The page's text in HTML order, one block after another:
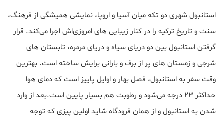
استانبول شهری دو تکه میان آسیا و اروپا، نمایشی همیشگی از فرهنگ،
سنت و تاریخ ترکیه را در کنار زیبایی های امروزی‌اش اجرا می‌کند. قرار
گرفتن استانبول بین دو دریای سیاه و دریای مرمره، تابستان های
شرجی و زمستان های پر از برف و بارانی برایش ساخته است. بهترین
وقت سفر به استانبول، فصل بهار و اوایل پاییز است که دمای هوا
حداکثر ۲۳ درجه می‌شود و رطوبت هم بسیار پایین است.بعد از وارد
شدن به استانبول و از همان فرودگاه شاید اولین پیزی که توجه